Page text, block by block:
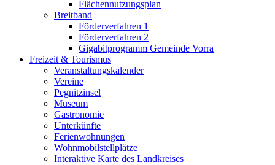
Flächennutzungsplan
Breitband
Förderverfahren 1
Förderverfahren 2
Gigabitprogramm Gemeinde Vorra
Freizeit & Tourismus
Veranstaltungskalender
Vereine
Pegnitzinsel
Museum
Gastronomie
Unterkünfte
Ferienwohnungen
Wohnmobilstellplätze
Interaktive Karte des Landkreises